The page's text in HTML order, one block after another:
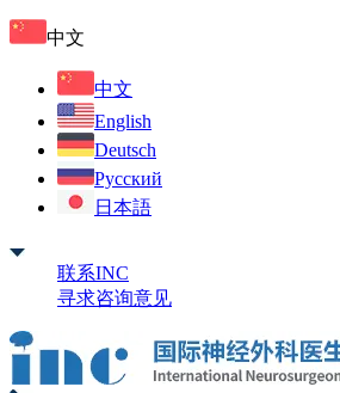
中文
中文
English
Deutsch
Русский
日本語
联系INC
寻求咨询意见